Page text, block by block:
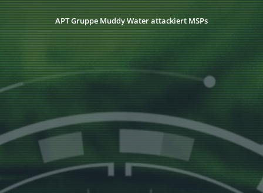
APT Gruppe Muddy Water attackiert MSPs